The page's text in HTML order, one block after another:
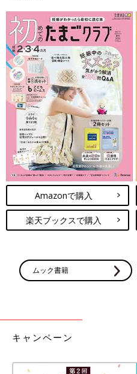
Amazonで購入
楽天ブックスで購入
ムック書籍
キャンペーン